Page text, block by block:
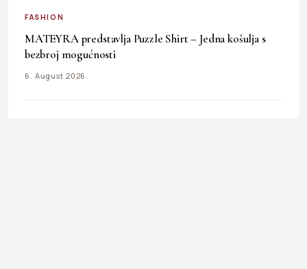
FASHION
MATEYRA predstavlja Puzzle Shirt – Jedna košulja s
bezbroj mogućnosti
6. August 2026.